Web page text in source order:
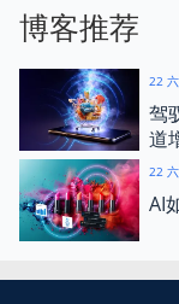
博客推荐
22
驾
道
22
AI